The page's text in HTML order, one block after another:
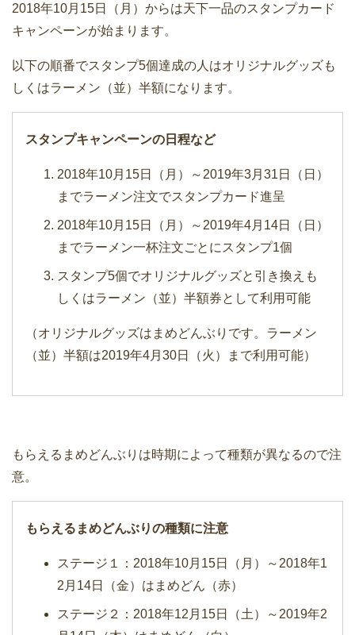
2018年10月15日（月）からは天下一品のスタンプカード
キャンペーンが始まります。
以下の順番でスタンプ5個達成の人はオリジナルグッズも
しくはラーメン（並）半額になります。
スタンプキャンペーンの日程など
2018年10月15日（月）～2019年3月31日（日）
までラーメン注文でスタンプカード進呈
2018年10月15日（月）～2019年4月14日（日）
までラーメン一杯注文ごとにスタンプ1個
スタンプ5個でオリジナルグッズと引き換えも
しくはラーメン（並）半額券として利用可能
（オリジナルグッズはまめどんぶりです。ラーメン
（並）半額は2019年4月30日（火）まで利用可能）
もらえるまめどんぶりは時期によって種類が異なるので注
意。
もらえるまめどんぶりの種類に注意
ステージ１：2018年10月15日（月）～2018年1
2月14日（金）はまめどん（赤）
ステージ２：2018年12月15日（土）～2019年2